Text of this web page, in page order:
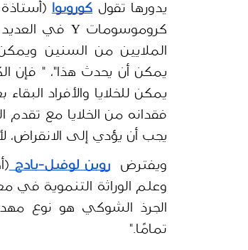
يدورها تقول كورويوا
يجب أن يؤدي إلى الانقراض،
ويفترض روبن لوفيل-بادج
تمامًا."